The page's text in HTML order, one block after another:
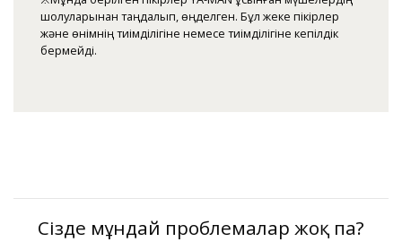
шолуларынан таңдалып, өңделген. Бұл жеке пікірлер
және өнімнің тиімділігіне немесе тиімділігіне кепілдік
бермейді.
Сізде мұндай проблемалар жоқ па?